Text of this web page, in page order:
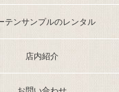
テンサンプルのレンタル
店内紹介